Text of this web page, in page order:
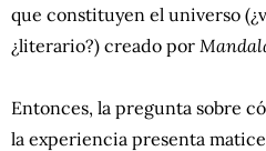
que constituyen el universo
¿literario?) creado por
Entonces, la pregunta sobre
la experiencia presenta